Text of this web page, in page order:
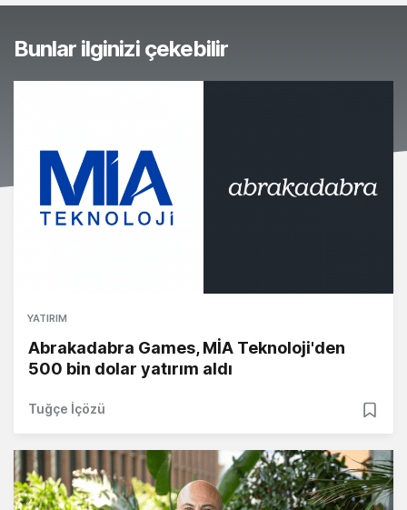
Bunlar ilginizi çekebilir
YATIRIM
Abrakadabra Games, MİA Teknoloji'den
500 bin dolar yatırım aldı
Tuğçe İçözü